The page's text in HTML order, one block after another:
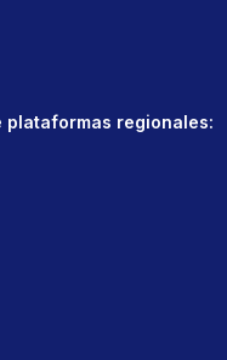
plataformas regionales: